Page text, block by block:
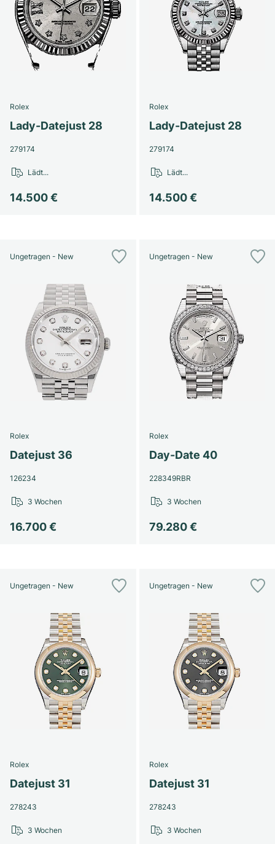
Rolex
Lady-Datejust 28
279174
14.500 €
Lädt...
Rolex
Lady-Datejust 28
279174
14.500 €
Lädt...
Ungetragen - New
Rolex
Datejust 36
126234
16.700 €
3 Wochen
Ungetragen - New
Rolex
Day-Date 40
228349RBR
79.280 €
3 Wochen
Ungetragen - New
Rolex
Datejust 31
278243
3 Wochen
Ungetragen - New
Rolex
Datejust 31
278243
3 Wochen